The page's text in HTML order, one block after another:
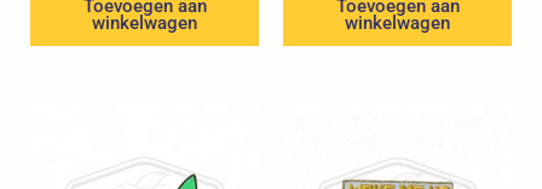
Toevoegen aan
winkelwagen
Toevoegen aan
winkelwagen